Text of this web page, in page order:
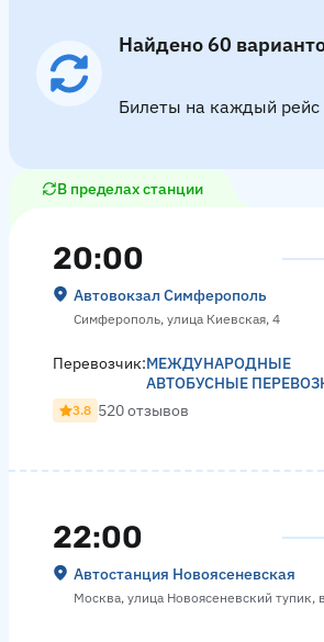
Найдено 60
Билеты на каждый рейс
В пределах станции
20:00
Автовокзал Симферополь
Симферополь, улица Киевская, 4
Перевозчик:МЕЖДУНАРОДНЫЕ
АВТОБУСНЫЕ
3.8 520 отзывов
22:00
Автостанция Новоясеневская
Москва, улица Новоясеневский тупик,